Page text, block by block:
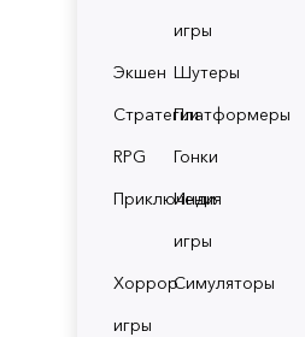
игры
Экшен Шутеры
СтратегииПлатформеры
RPG
Гонки
Приключения
Инди
игры
Хоррор
игры
Симуляторы